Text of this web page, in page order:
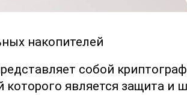
накопителей
собой
которого является защита и